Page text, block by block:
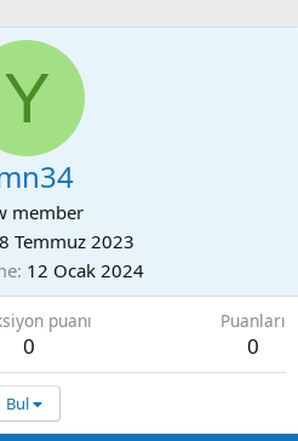
Y
member
Temmuz 2023
12 Ocak 2024
puanı
0
Puanları
0
Bul